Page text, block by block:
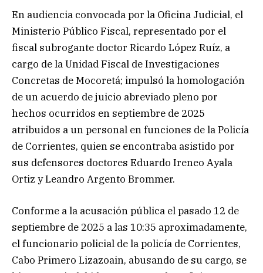
En audiencia convocada por la Oficina Judicial, el
Ministerio Público Fiscal, representado por el
fiscal subrogante doctor Ricardo López Ruíz, a
cargo de la Unidad Fiscal de Investigaciones
Concretas de Mocoretá; impulsó la homologación
de un acuerdo de juicio abreviado pleno por
hechos ocurridos en septiembre de 2025
atribuidos a un personal en funciones de la Policía
de Corrientes, quien se encontraba asistido por
sus defensores doctores Eduardo Ireneo Ayala
Ortiz y Leandro Argento Brommer.
Conforme a la acusación pública el pasado 12 de
septiembre de 2025 a las 10:35 aproximadamente,
el funcionario policial de la policía de Corrientes,
Cabo Primero Lizazoain, abusando de su cargo, se